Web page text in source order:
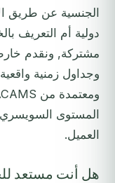
الجنسية عن طريق
دولية أم التعريف
مشتركة, ونقدم
المستوى
العميل.
هل أنت مستعد